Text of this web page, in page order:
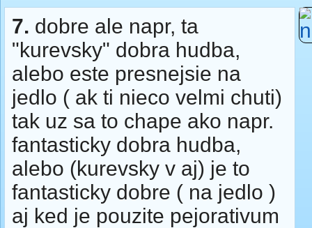
7. dobre ale napr, ta
"kurevsky" dobra hudba,
alebo este presnejsie na
jedlo ( ak ti nieco velmi chuti)
tak uz sa to chape ako napr.
fantasticky dobra hudba,
alebo (kurevsky v aj) je to
fantasticky dobre ( na jedlo )
aj ked je pouzite pejorativum